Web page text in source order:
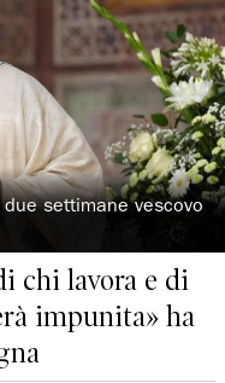
settimane vescovo
chi lavora e di
impunita» ha